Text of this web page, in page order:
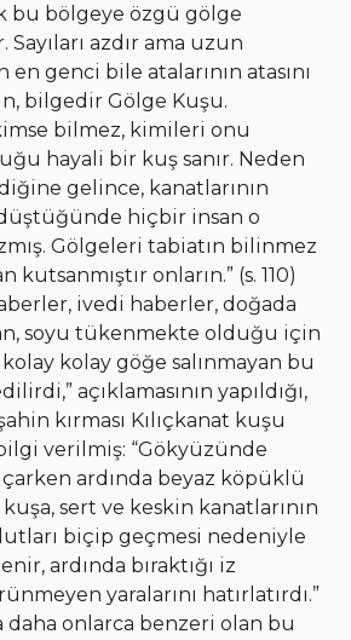
bu bölgeye özgü gölge
Sayıları azdır ama uzun
en genci bile atalarının atasını
bilgedir Gölge Kuşu.
bilmez, kimileri onu
hayali bir kuş sanır. Neden
gelince, kanatlarının
hiçbir insan o
Gölgeleri tabiatın bilinmez
onların.” (s. 110)
ivedi haberler, doğada
soyu tükenmekte olduğu için
kolay göğe salınmayan bu
açıklamasının yapıldığı,
kırması Kılıçkanat kuşu
verilmiş: “Gökyüzünde
ardında beyaz köpüklü
sert ve keskin kanatlarının
biçip geçmesi nedeniyle
ardında bıraktığı iz
yaralarını hatırlatırdı.”
daha onlarca benzeri olan bu